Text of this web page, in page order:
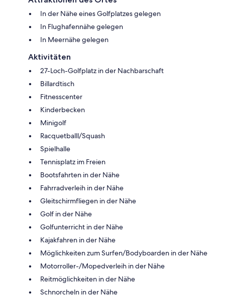
In der Nähe eines Golfplatzes gelegen
In Flughafennähe gelegen
In Meernähe gelegen
Aktivitäten
27-Loch-Golfplatz in der Nachbarschaft
Billardtisch
Fitnesscenter
Kinderbecken
Minigolf
Racquetballl/Squash
Spielhalle
Tennisplatz im Freien
Bootsfahrten in der Nähe
Fahrradverleih in der Nähe
Gleitschirmfliegen in der Nähe
Golf in der Nähe
Golfunterricht in der Nähe
Kajakfahren in der Nähe
Möglichkeiten zum Surfen/Bodyboarden in der Nähe
Motorroller-/Mopedverleih in der Nähe
Reitmöglichkeiten in der Nähe
Schnorcheln in der Nähe